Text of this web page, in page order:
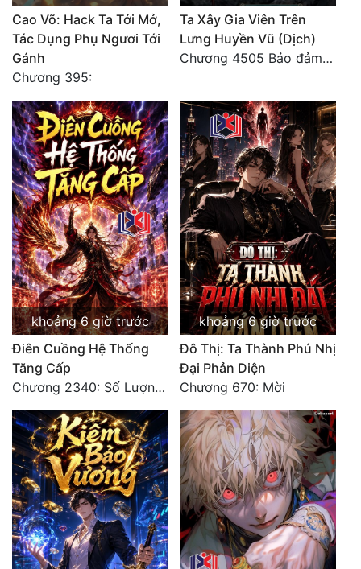
Đẹp
Đẹp Hiệp
Tính Cách Nhân Vật :
Cơ Trí
Sát Phạt Quyết Đoán
Vô Sỉ
Điềm Đạm
Cao Võ: Hack Ta Tới Mở,
Tác Dụng Phụ Ngươi Tới
Gánh
Chương 395:
Ta Xây Gia Viên Trên
Lưng Huyền Vũ (Dịch)
Chương 4505 Bảo đảm nhất.
khoảng 6 giờ trước
Điên Cuồng Hệ Thống
Tăng Cấp
Chương 2340: Số Lượng Bất Túc!
khoảng 6 giờ trước
Đô Thị: Ta Thành Phú Nhị
Đại Phản Diện
Chương 670: Mời